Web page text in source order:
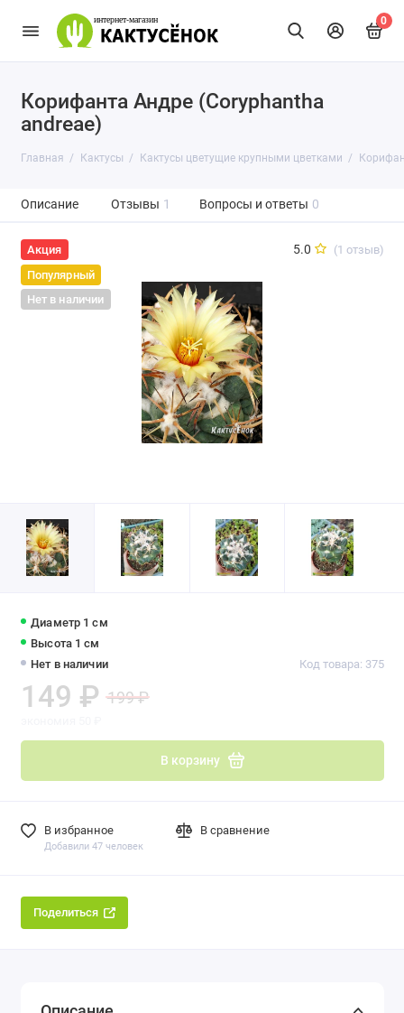
0
Корифанта Андре (Coryphantha
andreae)
Главная Кактусы Кактусы цветущие крупными цветками
Описание Отзывы 1 Вопросы и ответы 0
Акция
Популярный
Нет в наличии
5.0 (1 отзыв)
Диаметр 1 см
Высота 1 см
Нет в наличии
Код товара: 375
149 ₽ 199 ₽
В корзину
В избранное
Добавили 47 человек
В сравнение
Поделиться